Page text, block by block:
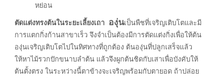
หย่อน
ตัดแต่งทรงต้นในระยะเลี้ยงเถา องุ่นเป็นพืชที่เจริญเติบโตและมี
การแตกกิ่งก้านสาขาเร็ว จึงจำเป็นต้องมีการตัดแต่งกิ่งเพื่อให้ต้น
องุ่นเจริญเติบโตไปในทิศทางที่ถูกต้อง ต้นองุ่นที่ปลูกเสร็จแล้ว
ให้หาไม้รวกปักขนาบลำต้น แล้วจึงผูกต้นชิดกับเสาเพื่อบังคับให้
ต้นตั้งตรง ในระหว่างนี้ตาข้างจะเจริญพร้อมกับตายอด ถ้าปล่อย